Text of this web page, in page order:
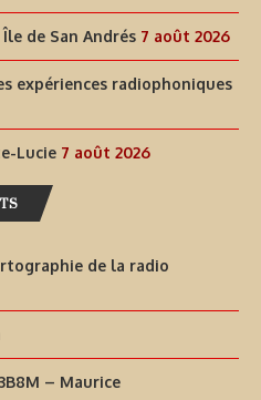
de San Andrés 7 août 2026
expériences radiophoniques
Lucie 7 août 2026
de la radio
– Maurice